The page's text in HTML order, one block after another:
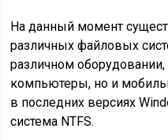
На данный момент
различных файловых
различном
компьютеры, но и
в последних версиях
система NTFS.